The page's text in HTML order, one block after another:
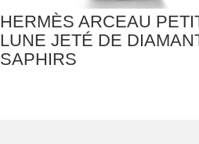
HERMÈS ARCEAU
LUNE JETÉ DE
SAPHIRS